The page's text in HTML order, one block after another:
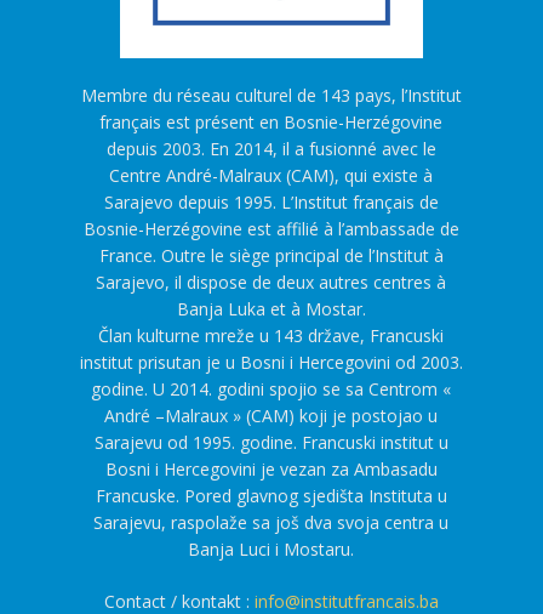
Membre du réseau culturel de 143 pays, l’Institut
français est présent en Bosnie-Herzégovine
depuis 2003. En 2014, il a fusionné avec le
Centre André-Malraux (CAM), qui existe à
Sarajevo depuis 1995. L’Institut français de
Bosnie-Herzégovine est affilié à l’ambassade de
France. Outre le siège principal de l’Institut à
Sarajevo, il dispose de deux autres centres à
Banja Luka et à Mostar.
Član kulturne mreže u 143 države, Francuski
institut prisutan je u Bosni i Hercegovini od 2003.
godine. U 2014. godini spojio se sa Centrom «
André –Malraux » (CAM) koji je postojao u
Sarajevu od 1995. godine. Francuski institut u
Bosni i Hercegovini je vezan za Ambasadu
Francuske. Pored glavnog sjedišta Instituta u
Sarajevu, raspolaže sa još dva svoja centra u
Banja Luci i Mostaru.
Contact / kontakt : info@institutfrancais.ba